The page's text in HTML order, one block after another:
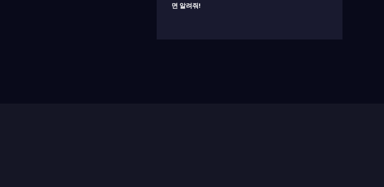
면 알려줘!